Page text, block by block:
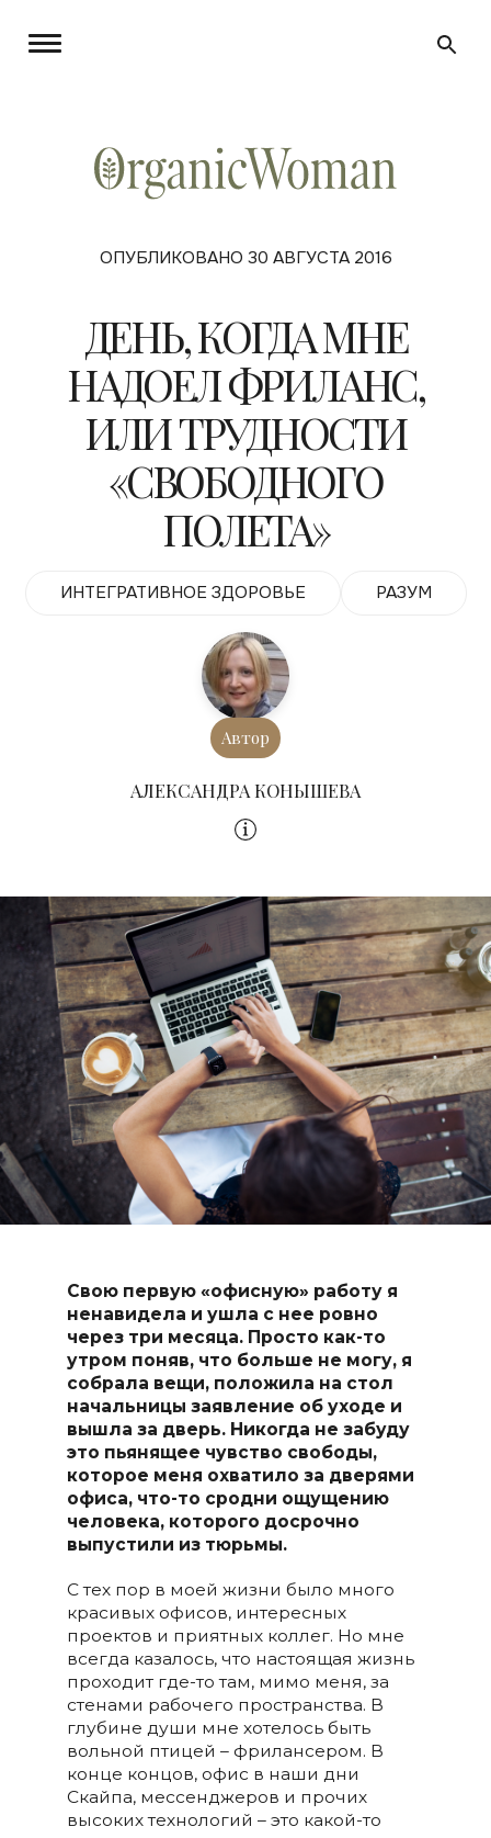
ОПУБЛИКОВАНО 30 АВГУСТА 2016
ДЕНЬ, КОГДА МНЕ
НАДОЕЛ ФРИЛАНС,
ИЛИ ТРУДНОСТИ
«СВОБОДНОГО
ПОЛЕТА»
ИНТЕГРАТИВНОЕ ЗДОРОВЬЕ РАЗУМ
Автор
АЛЕКСАНДРА КОНЫШЕВА
Свою первую «офисную» работу я
ненавидела и ушла с нее ровно
через три месяца. Просто как-то
утром поняв, что больше не могу, я
собрала вещи, положила на стол
начальницы заявление об уходе и
вышла за дверь. Никогда не забуду
это пьянящее чувство свободы,
которое меня охватило за дверями
офиса, что-то сродни ощущению
человека, которого досрочно
выпустили из тюрьмы.
С тех пор в моей жизни было много
красивых офисов, интересных
проектов и приятных коллег. Но мне
всегда казалось, что настоящая жизнь
проходит где-то там, мимо меня, за
стенами рабочего пространства. В
глубине души мне хотелось быть
вольной птицей – фрилансером. В
конце концов, офис в наши дни
Скайпа, мессенджеров и прочих
высоких технологий – это какой-то